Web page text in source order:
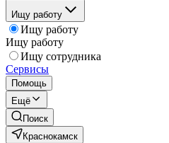
Ищу работу
Ищу работу
Ищу работу
Ищу сотрудника
Сервисы
Помощь
Ещё
Поиск
Краснокамск